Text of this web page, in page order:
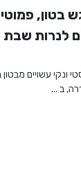
בטון,
לנרות שבת
ונקי עשויים מבטון
ב ...